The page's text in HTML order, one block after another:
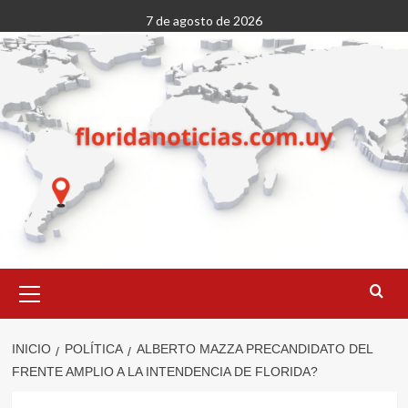
al
contenido
7 de agosto de 2026
primario
INICIO POLÍTICA
ALBERTO MAZZA PRECANDIDATO DEL
FRENTE AMPLIO A LA INTENDENCIA DE FLORIDA?